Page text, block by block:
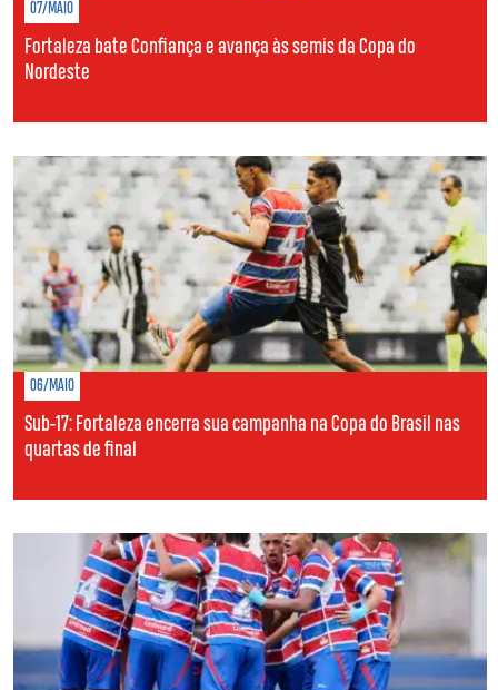
07/MAIO
Fortaleza bate Confiança e avança às semis da Copa do
Nordeste
06/MAIO
Sub-17: Fortaleza encerra sua campanha na Copa do Brasil nas
quartas de final